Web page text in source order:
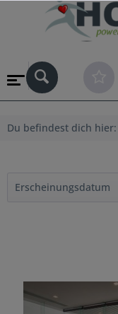
Du befindest dich hier: